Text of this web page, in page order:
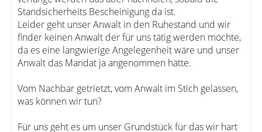
Standsicherheits Bescheinigung da ist.
Leider geht unser Anwalt in den Ruhestand und wir
finder keinen Anwalt der für uns tätig werden möchte,
da es eine langwierige Angelegenheit wäre und unser
Anwalt das Mandat ja angenommen hätte.
Vom Nachbar getrietzt, vom Anwalt im Stich gelassen,
was können wir tun?
Für uns geht es um unser Grundstück für das wir hart